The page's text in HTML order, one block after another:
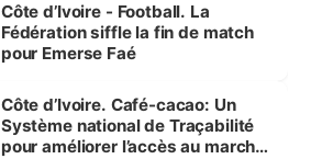
Côte d’Ivoire - Football. La
Fédération siffle la fin de match
pour Emerse Faé
Côte d’Ivoire. Café-cacao: Un
Système national de Traçabilité
pour améliorer l’accès au marché